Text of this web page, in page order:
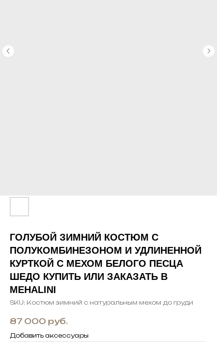
ГОЛУБОЙ ЗИМНИЙ КОСТЮМ С
ПОЛУКОМБИНЕЗОНОМ И УДЛИНЕННОЙ
КУРТКОЙ С МЕХОМ БЕЛОГО ПЕСЦА
ШЕДО КУПИТЬ ИЛИ ЗАКАЗАТЬ В
MEHALINI
SKU: Костюм зимний с натуральным мехом до груди
87 000 руб.
Добавить аксессуары